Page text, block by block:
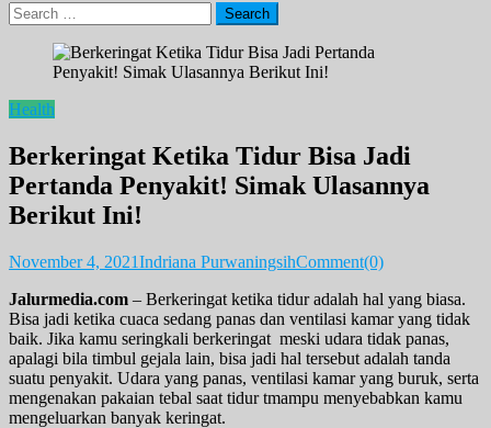
Search
for:
Health
Berkeringat Ketika Tidur Bisa Jadi
Pertanda Penyakit! Simak Ulasannya
Berikut Ini!
November 4, 2021Indriana PurwaningsihComment(0)
Jalurmedia.com – Berkeringat ketika tidur adalah hal yang biasa.
Bisa jadi ketika cuaca sedang panas dan ventilasi kamar yang tidak
baik. Jika kamu seringkali berkeringat meski udara tidak panas,
apalagi bila timbul gejala lain, bisa jadi hal tersebut adalah tanda
suatu penyakit. Udara yang panas, ventilasi kamar yang buruk, serta
mengenakan pakaian tebal saat tidur tmampu menyebabkan kamu
mengeluarkan banyak keringat.